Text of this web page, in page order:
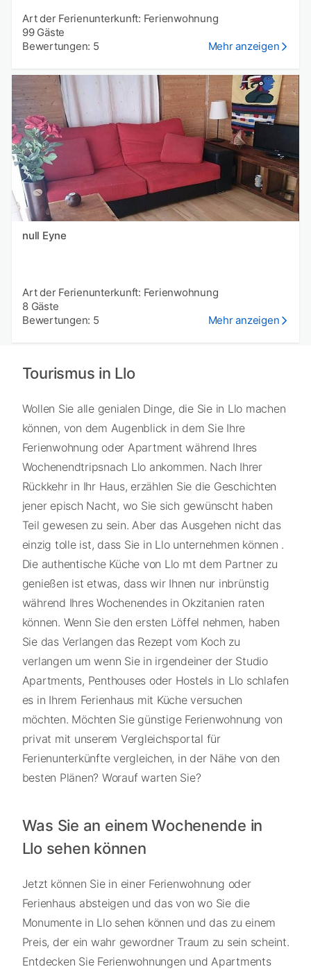
Art der Ferienunterkunft: Ferienwohnung
99 Gäste
Bewertungen: 5
Mehr anzeigen
null Eyne
Art der Ferienunterkunft: Ferienwohnung
8 Gäste
Bewertungen: 5
Mehr anzeigen
Tourismus in Llo
Wollen Sie alle genialen Dinge, die Sie in Llo machen
können, von dem Augenblick in dem Sie Ihre
Ferienwohnung oder Apartment während Ihres
Wochenendtripsnach Llo ankommen. Nach Ihrer
Rückkehr in Ihr Haus, erzählen Sie die Geschichten
jener episch Nacht, wo Sie sich gewünscht haben
Teil gewesen zu sein. Aber das Ausgehen nicht das
einzig tolle ist, dass Sie in Llo unternehmen können .
Die authentische Küche von Llo mt dem Partner zu
genießen ist etwas, dass wir Ihnen nur inbrünstig
während Ihres Wochenendes in Okzitanien raten
können. Wenn Sie den ersten Löffel nehmen, haben
Sie das Verlangen das Rezept vom Koch zu
verlangen um wenn Sie in irgendeiner der Studio
Apartments, Penthouses oder Hostels in Llo schlafen
es in Ihrem Ferienhaus mit Küche versuchen
möchten. Möchten Sie günstige Ferienwohnung von
privat mit unserem Vergleichsportal für
Ferienunterkünfte vergleichen, in der Nähe von den
besten Plänen? Worauf warten Sie?
Was Sie an einem Wochenende in
Llo sehen können
Jetzt können Sie in einer Ferienwohnung oder
Ferienhaus absteigen und das von wo Sie die
Monumente in Llo sehen können und das zu einem
Preis, der ein wahr gewordner Traum zu sein scheint.
Entdecken Sie Ferienwohnungen und Apartments